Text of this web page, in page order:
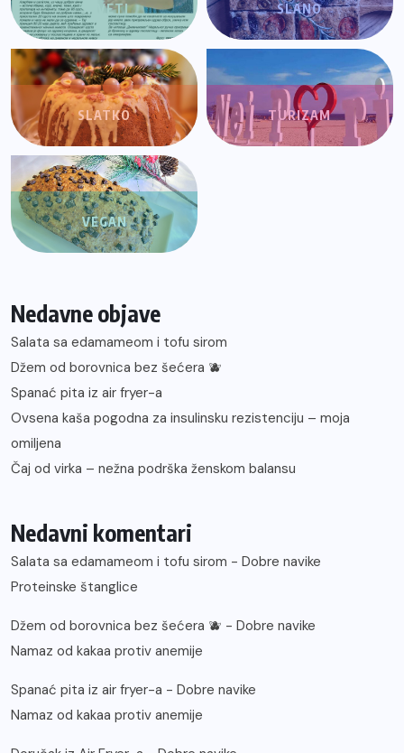
SAVETI SLANO
SLATKO TURIZAM
VEGAN
Nedavne objave
Salata sa edamameom i tofu sirom
Džem od borovnica bez šećera 🫐
Spanać pita iz air fryer-a
Ovsena kaša pogodna za insulinsku rezistenciju – moja
omiljena
Čaj od virka – nežna podrška ženskom balansu
Nedavni komentari
Salata sa edamameom i tofu sirom - Dobre navike
Proteinske štanglice
Džem od borovnica bez šećera 🫐 - Dobre navike
Namaz od kakaa protiv anemije
Spanać pita iz air fryer-a - Dobre navike
Namaz od kakaa protiv anemije